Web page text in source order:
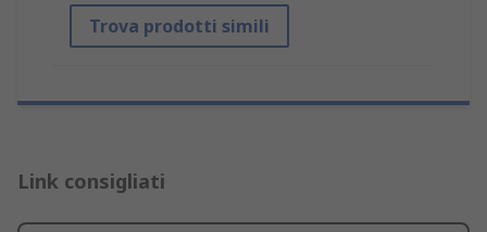
Trova prodotti simili
Link consigliati